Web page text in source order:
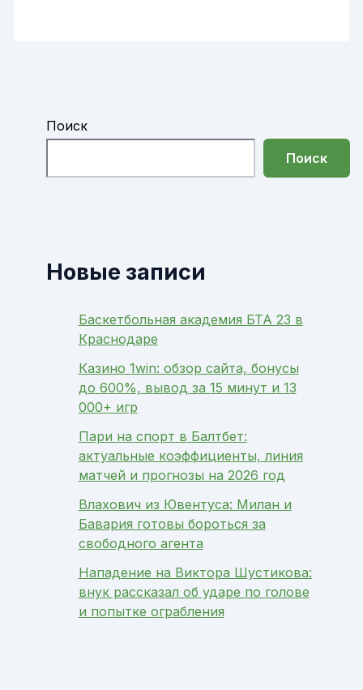
Поиск
Поиск
Новые записи
Баскетбольная академия БТА 23 в
Краснодаре
Казино 1win: обзор сайта, бонусы
до 600%, вывод за 15 минут и 13
000+ игр
Пари на спорт в Балтбет:
актуальные коэффициенты, линия
матчей и прогнозы на 2026 год
Влахович из Ювентуса: Милан и
Бавария готовы бороться за
свободного агента
Нападение на Виктора Шустикова:
внук рассказал об ударе по голове
и попытке ограбления